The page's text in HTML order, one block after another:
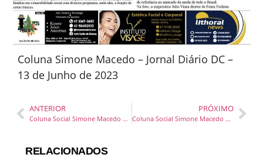
Coluna Simone Macedo – Jornal Diário DC –
13 de Junho de 2023
ANTERIOR
Coluna Social Simone Macedo – Jornal Diário DC – 05 e 06 maio23
PRÓXIMO
Coluna Social Simone Macedo – Jornal Diário DC – 21 junho23
RELACIONADOS